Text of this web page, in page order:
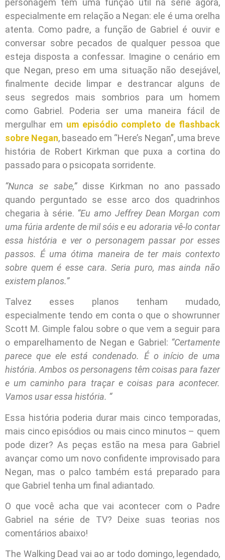
personagem tem uma função útil na série agora,
especialmente em relação a Negan: ele é uma orelha
atenta. Como padre, a função de Gabriel é ouvir e
conversar sobre pecados de qualquer pessoa que
esteja disposta a confessar. Imagine o cenário em
que Negan, preso em uma situação não desejável,
finalmente decide limpar e destrancar alguns de
seus segredos mais sombrios para um homem
como Gabriel. Poderia ser uma maneira fácil de
mergulhar em um episódio completo de flashback
sobre Negan, baseado em “Here’s Negan”, uma breve
história de Robert Kirkman que puxa a cortina do
passado para o psicopata sorridente.
“Nunca se sabe,”disse Kirkman no ano passado
quando perguntado se esse arco dos quadrinhos
chegaria à série. “Eu amo Jeffrey Dean Morgan com
uma fúria ardente de mil sóis e eu adoraria vê-lo contar
essa história e ver o personagem passar por esses
passos. É uma ótima maneira de ter mais contexto
sobre quem é esse cara. Seria puro, mas ainda não
existem planos.”
Talvez esses planos tenham mudado,
especialmente tendo em conta o que o showrunner
Scott M. Gimple falou sobre o que vem a seguir para
o emparelhamento de Negan e Gabriel: “Certamente
parece que ele está condenado. É o início de uma
história. Ambos os personagens têm coisas para fazer
e um caminho para traçar e coisas para acontecer.
Vamos usar essa história. “
Essa história poderia durar mais cinco temporadas,
mais cinco episódios ou mais cinco minutos – quem
pode dizer? As peças estão na mesa para Gabriel
avançar como um novo confidente improvisado para
Negan, mas o palco também está preparado para
que Gabriel tenha um final adiantado.
O que você acha que vai acontecer com o Padre
Gabriel na série de TV? Deixe suas teorias nos
comentários abaixo!
The Walking Dead vai ao ar todo domingo, legendado,